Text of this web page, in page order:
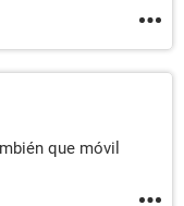
que móvil